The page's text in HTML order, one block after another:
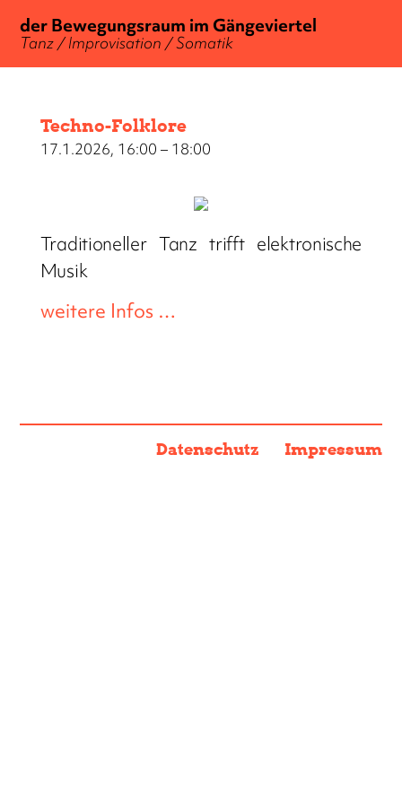
der Bewegungsraum im Gängeviertel
Tanz / Improvisation / Somatik
Techno-Folklore
17.1.2026, 16:00 – 18:00
Traditioneller Tanz trifft elektronische
Musik
Datenschutz Impressum